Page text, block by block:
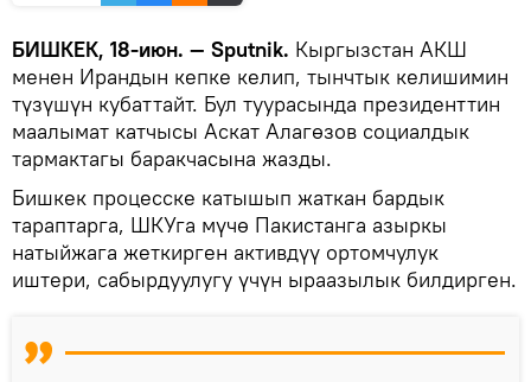
БИШКЕК, 18-июн. — Sputnik. Кыргызстан АКШ
менен Ирандын кепке келип, тынчтык келишимин
түзүшүн кубаттайт. Бул туурасында президенттин
маалымат катчысы Аскат Алагөзов социалдык
тармактагы баракчасына жазды.
Бишкек процесске катышып жаткан бардык
тараптарга, ШКУга мүчө Пакистанга азыркы
натыйжага жеткирген активдүү ортомчулук
иштери, сабырдуулугу үчүн ыраазылык билдирген.